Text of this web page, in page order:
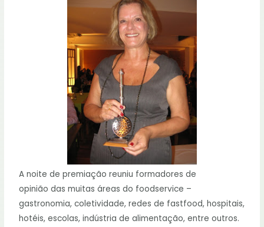
A noite de premiação reuniu formadores de
opinião das muitas áreas do foodservice –
gastronomia, coletividade, redes de fastfood, hospitais,
hotéis, escolas, indústria de alimentação, entre outros.